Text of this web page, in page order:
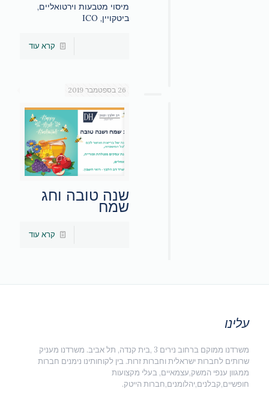
מיסוי מטבעות וירטואליים,
ביטקויין, ICO
קרא עוד
26 בספטמבר 2019
שנה טובה וחג
שמח
קרא עוד
עלינו
משרדנו ממוקם ברחוב נירים 3 ,בית קנדה, תל אביב. משרדנו מעניק
שרותים לחברות ישראלית וחברות זרות. בין לקוחותינו נימנים חברות
ממגוון ענפי המשק,עצמאיים, בעלי מקצועות
חופשיים,קבלנים,יהלומנים,חברות הייטק.